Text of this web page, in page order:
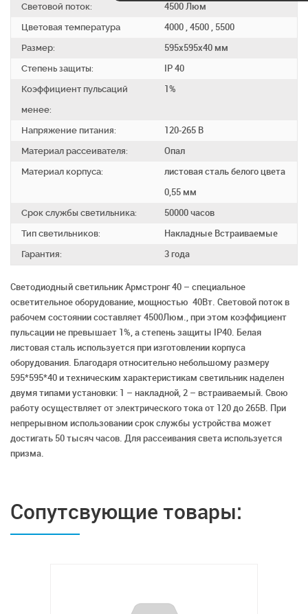
Световой поток:
4500 Люм
Цветовая температура
4000 , 4500 , 5500
Размер:
595х595х40 мм
Степень защиты:
IP 40
Коэффициент пульсаций
менее:
1%
Напряжение питания:
120-265 В
Материал рассеивателя:
Опал
Материал корпуса:
листовая сталь белого цвета
0,55 мм
Срок службы светильника:
50000 часов
Тип светильников:
Накладные Встраиваемые
Гарантия:
3 года
Светодиодный светильник Армстронг 40 – специальное
осветительное оборудование, мощностью 40Вт. Световой поток в
рабочем состоянии составляет 4500Люм., при этом коэффициент
пульсации не превышает 1%, а степень защиты IP40. Белая
листовая сталь используется при изготовлении корпуса
оборудования. Благодаря относительно небольшому размеру
595*595*40 и техническим характеристикам светильник наделен
двумя типами установки: 1 – накладной, 2 – встраиваемый. Свою
работу осуществляет от электрического тока от 120 до 265В. При
непрерывном использовании срок службы устройства может
достигать 50 тысяч часов. Для рассеивания света используется
призма.
Сопутсвующие товары: